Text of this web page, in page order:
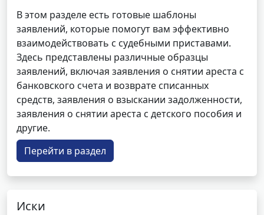
В этом разделе есть готовые шаблоны
заявлений, которые помогут вам эффективно
взаимодействовать с судебными приставами.
Здесь представлены различные образцы
заявлений, включая заявления о снятии ареста с
банковского счета и возврате списанных
средств, заявления о взыскании задолженности,
заявления о снятии ареста с детского пособия и
другие.
Перейти в раздел
Иски